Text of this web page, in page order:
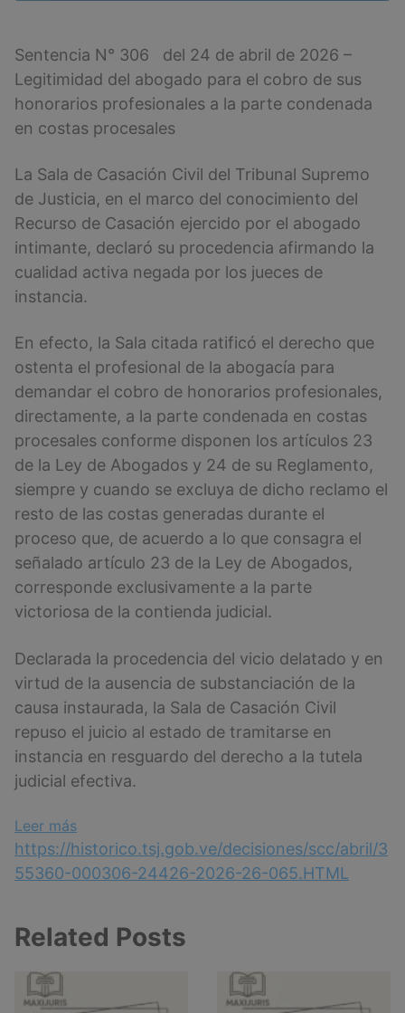
Sentencia N° 306 del 24 de abril de 2026 –
Legitimidad del abogado para el cobro de sus
honorarios profesionales a la parte condenada
en costas procesales
La Sala de Casación Civil del Tribunal Supremo
de Justicia, en el marco del conocimiento del
Recurso de Casación ejercido por el abogado
intimante, declaró su procedencia afirmando la
cualidad activa negada por los jueces de
instancia.
En efecto, la Sala citada ratificó el derecho que
ostenta el profesional de la abogacía para
demandar el cobro de honorarios profesionales,
directamente, a la parte condenada en costas
procesales conforme disponen los artículos 23
de la Ley de Abogados y 24 de su Reglamento,
siempre y cuando se excluya de dicho reclamo el
resto de las costas generadas durante el
proceso que, de acuerdo a lo que consagra el
señalado artículo 23 de la Ley de Abogados,
corresponde exclusivamente a la parte
victoriosa de la contienda judicial.
Declarada la procedencia del vicio delatado y en
virtud de la ausencia de substanciación de la
causa instaurada, la Sala de Casación Civil
repuso el juicio al estado de tramitarse en
instancia en resguardo del derecho a la tutela
judicial efectiva.
Leer más:
Sentencia
N°
del
https://historico.tsj.gob.ve/decisiones/scc/abril/3
55360-000306-24426-2026-26-065.HTML
Related Posts